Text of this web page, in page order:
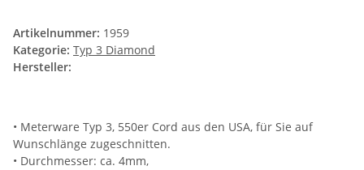
Artikelnummer: 1959
Kategorie: Typ 3 Diamond
Hersteller:
• Meterware Typ 3, 550er Cord aus den USA, für Sie auf
Wunschlänge zugeschnitten.
• Durchmesser: ca. 4mm,